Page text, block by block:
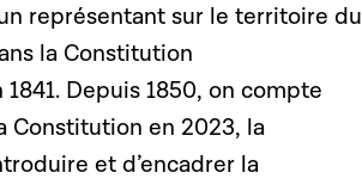
représentant sur le territoire du
la Constitution
Depuis 1850, on compte
Constitution en 2023, la
et d’encadrer la